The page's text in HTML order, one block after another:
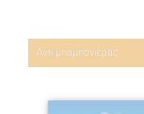
Αντί μπομπονιέρας